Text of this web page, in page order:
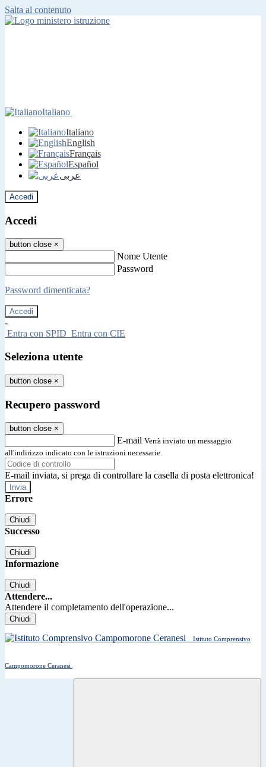
Salta al contenuto
Italiano
Italiano
English
Français
Español
عربى
Accedi
Accedi
button close ×
Nome Utente
Password
Password dimenticata?
-
Entra con SPID Entra con CIE
Seleziona utente
button close ×
Recupero password
button close ×
E-mail Verrà inviato un messaggio
all'indirizzo indicato con le istruzioni necessarie.
E-mail inviata, si prega di controllare la casella di posta elettronica!
Errore
Chiudi
Successo
Chiudi
Informazione
Chiudi
Attendere...
Attendere il completamento dell'operazione...
Chiudi
Istituto Comprensivo
Campomorone Ceranesi